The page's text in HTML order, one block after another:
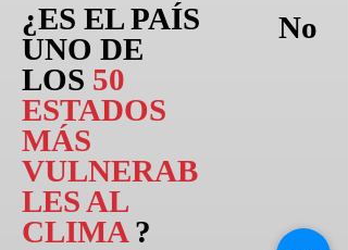
¿ES EL PAÍS
UNO DE
LOS 50
ESTADOS
MÁS
VULNERAB
LES AL
CLIMA ?
No